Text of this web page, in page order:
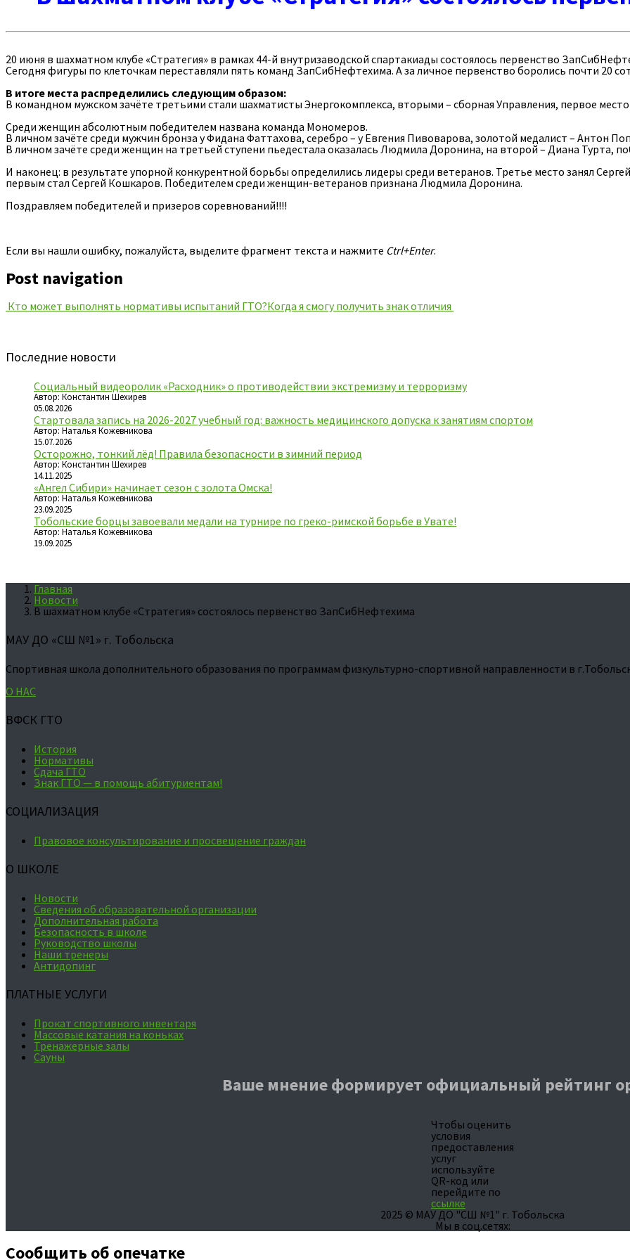
20 июня в шахматном клубе «Стратегия» в рамках 44-й внутризаводской спартакиады состоялось первенство
Сегодня фигуры по клеточкам переставляли пять команд ЗапСибНефтехима. А за личное первенство боролись почти 20
В итоге места распределились следующим образом:
В командном мужском зачёте третьими стали шахматисты Энергокомплекса, вторыми – сборная Управления, первое
Среди женщин абсолютным победителем названа команда Мономеров.
В личном зачёте среди мужчин бронза у Фидана Фаттахова, серебро – у Евгения Пивоварова, золотой медалист – Антон
В личном зачёте среди женщин на третьей ступени пьедестала оказалась Людмила Доронина, на второй – Диана Турта,
И наконец: в результате упорной конкурентной борьбы определились лидеры среди ветеранов. Третье место занял
первым стал Сергей Кошкаров. Победителем среди женщин-ветеранов признана Людмила Доронина.
Поздравляем победителей и призеров соревнований!!!!
Если вы нашли ошибку, пожалуйста, выделите фрагмент текста и нажмите Ctrl+Enter.
Post navigation
Кто может выполнять нормативы испытаний ГТО?Когда я смогу получить знак отличия
Последние новости
Социальный видеоролик «Расходник» о противодействии экстремизму и терроризму
Автор: Константин Шехирев
05.08.2026
Стартовала запись на 2026-2027 учебный год: важность медицинского допуска к занятиям спортом
Автор: Наталья Кожевникова
15.07.2026
Осторожно, тонкий лёд! Правила безопасности в зимний период
Автор: Константин Шехирев
14.11.2025
«Ангел Сибири» начинает сезон с золота Омска!
Автор: Наталья Кожевникова
23.09.2025
Тобольские борцы завоевали медали на турнире по греко-римской борьбе в Увате!
Автор: Наталья Кожевникова
19.09.2025
Главная
Новости
В шахматном клубе «Стратегия» состоялось первенство ЗапСибНефтехима
МАУ ДО «СШ №1» г. Тобольска
Спортивная школа дополнительного образования по программам физкультурно-спортивной направленности в
О НАС
ВФСК ГТО
История
Нормативы
Сдача ГТО
Знак ГТО — в помощь абитуриентам!
СОЦИАЛИЗАЦИЯ
Правовое консультирование и просвещение граждан
О ШКОЛЕ
Новости
Сведения об образовательной организации
Дополнительная работа
Безопасность в школе
Руководство школы
Наши тренеры
Антидопинг
ПЛАТНЫЕ УСЛУГИ
Прокат спортивного инвентаря
Массовые катания на коньках
Тренажерные залы
Сауны
Ваше мнение формирует официальный рейтинг
Чтобы оценить
условия
предоставления
услуг
используйте
QR-код или
перейдите по
ссылке
2025 © МАУ ДО "СШ №1" г. Тобольска
Мы в соц.сетях:
Сообщить об опечатке